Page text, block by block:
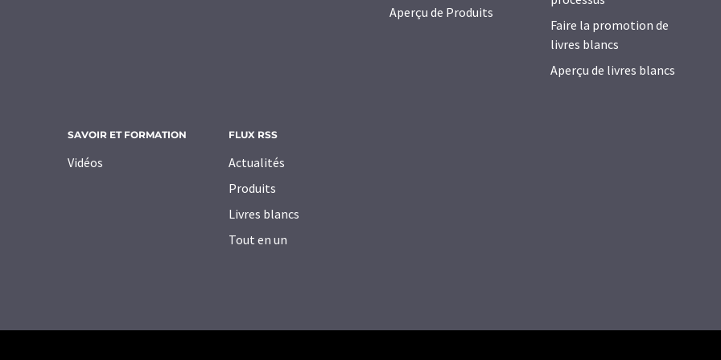
Aperçu de Produits
Faire la promotion de
livres blancs
Aperçu de livres blancs
SAVOIR ET FORMATION
Vidéos
FLUX RSS
Actualités
Produits
Livres blancs
Tout en un